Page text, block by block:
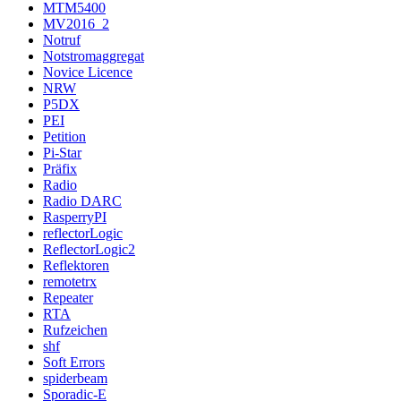
MTM5400
MV2016_2
Notruf
Notstromaggregat
Novice Licence
NRW
P5DX
PEI
Petition
Pi-Star
Präfix
Radio
Radio DARC
RasperryPI
reflectorLogic
ReflectorLogic2
Reflektoren
remotetrx
Repeater
RTA
Rufzeichen
shf
Soft Errors
spiderbeam
Sporadic-E